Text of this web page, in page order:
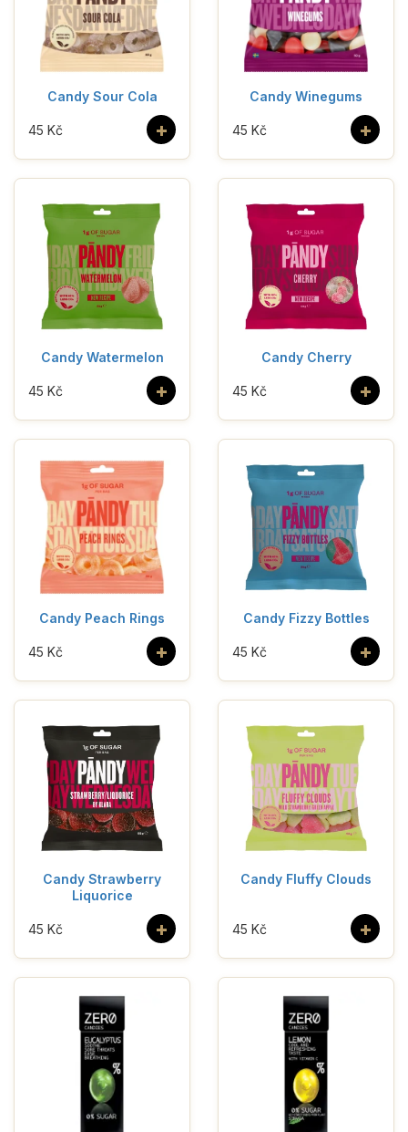
Candy Sour Cola
+
45 Kč
Candy Winegums
+
45 Kč
Candy Watermelon
+
45 Kč
Candy Cherry
+
45 Kč
Candy Peach Rings
+
45 Kč
Candy Fizzy Bottles
+
45 Kč
Candy Strawberry
Liquorice
+
45 Kč
Candy Fluffy Clouds
+
45 Kč